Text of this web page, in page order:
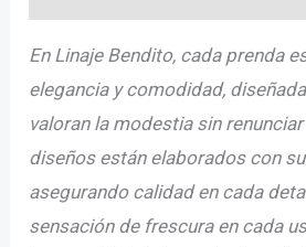
En Linaje Bendito, cada prenda
elegancia y comodidad,
valoran la modestia sin
diseños están elaborados con
asegurando calidad en cada
sensación de frescura en cada